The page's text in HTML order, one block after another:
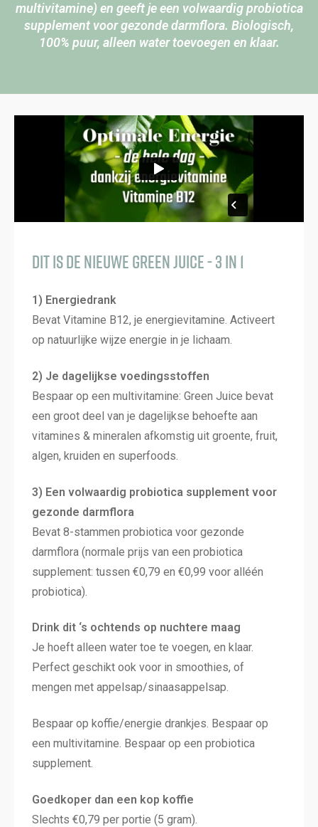
multivitamine) en geeft je een volwaardig probiotica
supplement voor gezonde darmflora. Biologisch,
100% puur, alleen water toevoegen en klaar.
Dit is de NIEUWE Green Juice - 3 in 1
1) Energiedrank
Bevat Vitamine B12, je energievitamine. Activeert
op natuurlijke wijze energie in je lichaam.
2) Je dagelijkse voedingsstoffen
Bespaar op een multivitamine: Green Juice bevat
een groot deel van je dagelijkse behoefte aan
vitamines & mineralen afkomstig uit groente, fruit,
algen, kruiden en superfoods.
3) Een volwaardig probiotica supplement voor
gezonde darmflora
Bevat 8-stammen probiotica voor gezonde
darmflora (normale prijs van een probiotica
supplement: tussen €0,79 en €0,99 voor alléén
probiotica).
Drink dit ‘s ochtends op nuchtere maag
Je hoeft alleen water toe te voegen, en klaar.
Perfect geschikt ook voor in smoothies, of
mengen met appelsap/sinaasappelsap.
Bespaar op koffie/energie drankjes. Bespaar op
een multivitamine. Bespaar op een probiotica
supplement.
Goedkoper dan een kop koffie
Slechts €0,79 per portie (5 gram).